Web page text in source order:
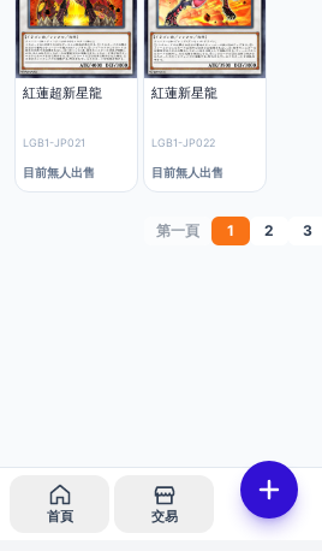
紅蓮超新星龍
LGB1-JP021
目前無人出售
紅蓮新星龍
LGB1-JP022
目前無人出售
第一頁 1 2 3
首頁 交易